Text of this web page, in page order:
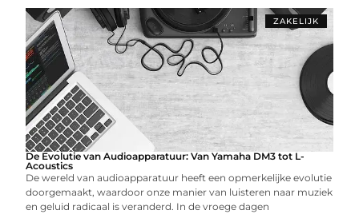
ZAKELIJK
De Evolutie van Audioapparatuur: Van Yamaha DM3 tot L-
Acoustics
De wereld van audioapparatuur heeft een opmerkelijke evolutie
doorgemaakt, waardoor onze manier van luisteren naar muziek
en geluid radicaal is veranderd. In de vroege dagen